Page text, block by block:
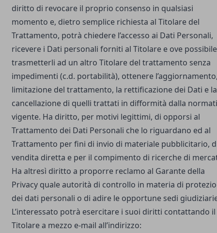
diritto di revocare il proprio consenso in qualsiasi
momento e, dietro semplice richiesta al Titolare del
Trattamento, potrà chiedere l’accesso ai Dati Personali,
ricevere i Dati personali forniti al Titolare e ove possibile
trasmetterli ad un altro Titolare del trattamento senza
impedimenti (c.d. portabilità), ottenere
limitazione del trattamento, la rettificazione dei Dati e la
cancellazione di quelli trattati in difformità dalla
vigente. Ha diritto, per motivi legittimi, di opporsi al
Trattamento dei Dati Personali che lo riguardano ed al
Trattamento per fini di invio di materiale pubblicitario,
vendita diretta e per il compimento di ricerche di
Ha altresì diritto a proporre reclamo al Garante della
Privacy quale autorità di controllo in materia di
dei dati personali o di adire le opportune sedi
L’interessato potrà esercitare i suoi diritti contattando il
Titolare a mezzo e-mail all’indirizzo: